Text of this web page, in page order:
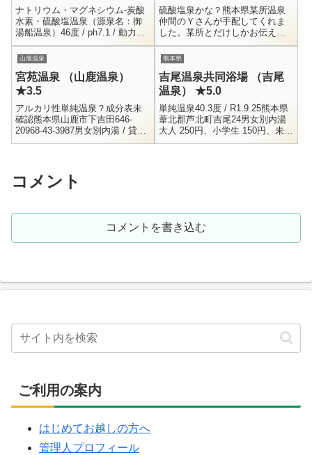
ナトリウム・マグネシウム-炭酸
水素・硫酸塩温泉（源泉名：御
湯船温泉）46度 / ph7.1 / 動力揚
湯 / 毎分52.8L / H26.9.1Li+ = 0.2
/ Na+ = ...
硫酸塩泉かな？熊本県某所温泉
仲間のＹさんが手配してくれま
した。某所とだけしかお伝え出
来ませんが、アパート住人用だ
った温泉で、湯温低下を理由に
現在は使われていないお風呂で
す。つまり、...
山鹿温泉
宮苑温泉 （山鹿温泉）
★3.5
アルカリ性単純温泉？成分表未
確認熊本県山鹿市下吉田646-
20968-43-3987男女別内湯 / 貸切
風呂（別料金）大人350円 小人
熊本県
吉尾温泉共同浴場 （吉尾
温泉） ★5.0
単純温泉40.3度 / R1.9.25熊本県
葦北郡芦北町吉尾24男女別内湯
大人 250円、小学生 150円、未就
学児 無料8:00 ～ 18:00今回の九
コメント
コメントを書き込む
ご利用の案内
はじめてお越しの方へ
管理人プロフィール